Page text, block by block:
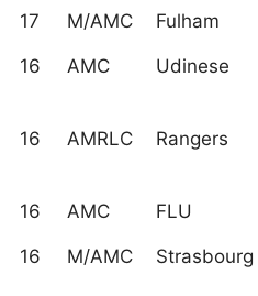
17 M/AMC Fulham
16 AMC Udinese
16 AMRLC Rangers
16 AMC FLU
16 M/AMC Strasbourg